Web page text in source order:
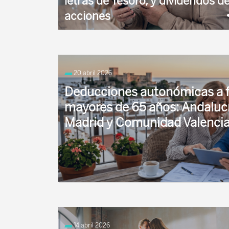
acciones
Fondos de Inversión Los fondos de inversión
tributan hasta que se produzca el reembolso de
las participaciones.
20 abril 2026
Deducciones autonómicas a
mayores de 65 años:
Madrid y Comunidad
Repasamos en dos artículos las distintas
autónoma aplica en su territorio a los
14 abril 2026